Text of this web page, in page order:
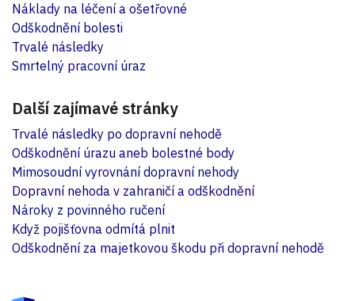
Náklady na léčení a ošetřovné
Odškodnění bolesti
Trvalé následky
Smrtelný pracovní úraz
Další zajímavé stránky
Trvalé následky po dopravní nehodě
Odškodnění úrazu aneb bolestné body
Mimosoudní vyrovnání dopravní nehody
Dopravní nehoda v zahraničí a odškodnění
Nároky z povinného ručení
Když pojišťovna odmítá plnit
Odškodnění za majetkovou škodu při dopravní nehodě